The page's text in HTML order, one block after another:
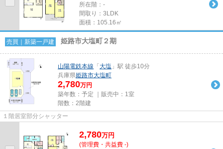
所在階：-
間取り：3LDK
面積：105.16㎡
売買｜新築一戸建 姫路市大塩町２期
山陽電鉄本線 「 大塩 」駅 徒歩10分
兵庫県姫路市大塩町
2,780万円
築年数：予定 ｜販売中： 1室
階数：2階建
１階居室部分シャッター
2,780万円
(管理費・共益費 -)